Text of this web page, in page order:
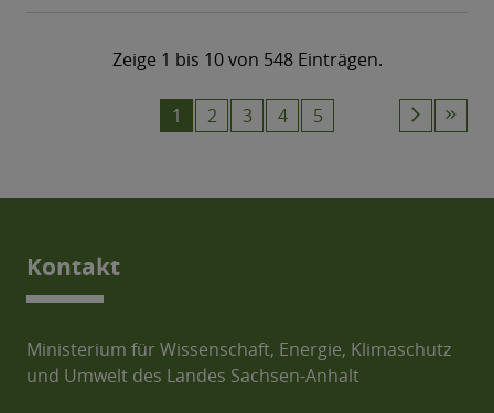
Kontakt
Ministerium für Wissenschaft, Energie, Klimaschutz
und Umwelt des Landes Sachsen-Anhalt